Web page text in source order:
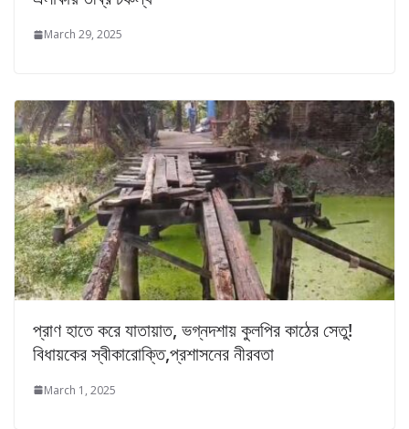
March 29, 2025
প্রাণ হাতে করে যাতায়াত, ভগ্নদশায় কুলপির কাঠের সেতু!
বিধায়কের স্বীকারোক্তি,প্রশাসনের নীরবতা
March 1, 2025